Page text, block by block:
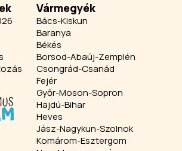
Vármegyék
Bács-Kiskun
Baranya
Békés
Borsod-Abaúj-Zemplén
Csongrád-Csanád
Fejér
Győr-Moson-Sopron
Hajdú-Bihar
Heves
Jász-Nagykun-Szolnok
Komárom-Esztergom